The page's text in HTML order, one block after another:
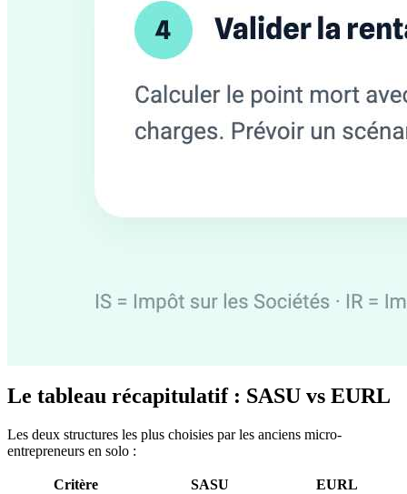
Le tableau récapitulatif : SASU vs EURL
Les deux structures les plus choisies par les anciens micro-
entrepreneurs en solo :
Critère SASU
EURL